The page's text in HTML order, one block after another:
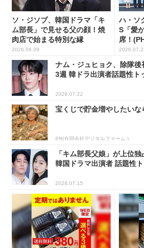
ソ・ジソブ、韓国ドラマ「キ
ム部長」で見せる父の顔！焼
肉店で始まる特別な縁
2026.06.09
ハ・ソ
S「愛
席！
ナム・ジュヒョク、除隊
3週 韓ドラ出演者話題性ト
2026.07.22
宝くじで貯金増やしたいな
PR(合同会社デジタルファーム )
「キム部長父娘」が上位
韓国ドラマ出演者 話題性
2026.07.15